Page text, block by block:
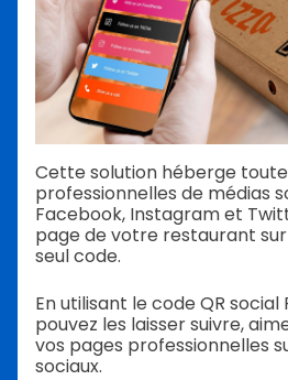
Cette solution héberge
professionnelles de médias
Facebook, Instagram et
page de votre restaurant sur
seul code.
En utilisant le code QR social
pouvez les laisser suivre,
vos pages professionnelles
sociaux.